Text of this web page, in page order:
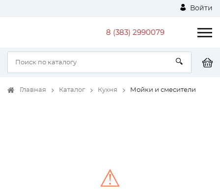
Войти
8 (383) 2990079
Главная Каталог Кухня Мойки и смесители
⚠